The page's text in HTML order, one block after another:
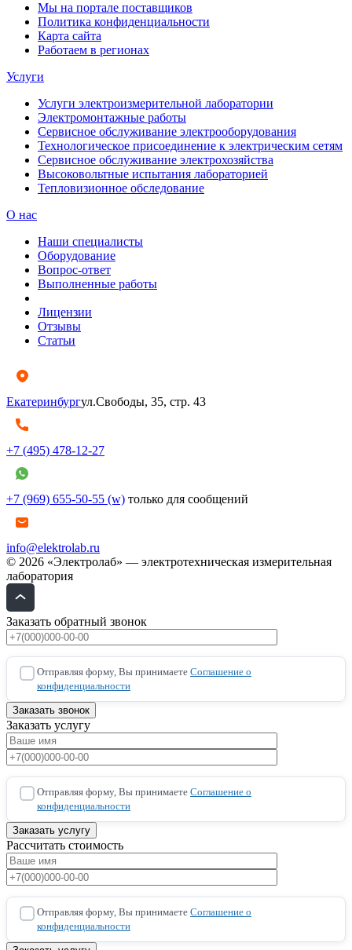
Мы на портале поставщиков
Политика конфиденциальности
Карта сайта
Работаем в регионах
Услуги
Услуги электроизмерительной лаборатории
Электромонтажные работы
Сервисное обслуживание электрооборудования
Технологическое присоединение к электрическим сетям
Сервисное обслуживание электрохозяйства
Высоковольтные испытания лабораторией
Тепловизионное обследование
О нас
Наши специалисты
Оборудование
Вопрос-ответ
Выполненные работы
Лицензии
Отзывы
Статьи
Екатеринбургул.Свободы, 35, стр. 43
+7 (495) 478-12-27
+7 (969) 655-50-55 (w) только для сообщений
info@elektrolab.ru
© 2026 «Электролаб» — электротехническая измерительная
лаборатория
Заказать обратный звонок
Отправляя форму, Вы принимаете Соглашение о
конфиденциальности
Заказать услугу
Отправляя форму, Вы принимаете Соглашение о
конфиденциальности
Рассчитать стоимость
Отправляя форму, Вы принимаете Соглашение о
конфиденциальности